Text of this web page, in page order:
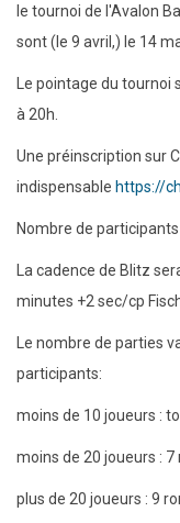
le tournoi de l'Avalon
sont (le 9 avril,) le 14
Le pointage du
à 20h.
Une préinscription sur
indispensable https://
Nombre de participants
La cadence de Blitz
minutes +2 sec/cp
Le nombre de parties
participants:
moins de 10 joueurs :
moins de 20 joueurs : 7
plus de 20 joueurs : 9